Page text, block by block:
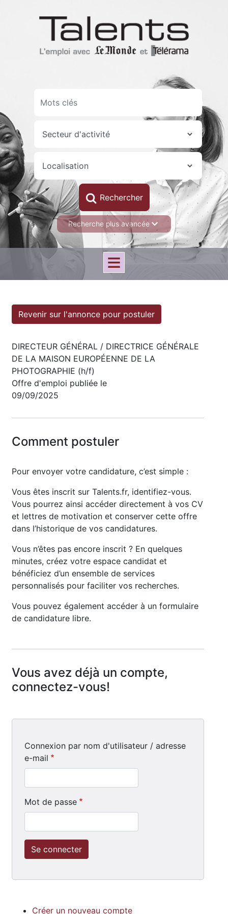
Recherche plus avancée
Revenir sur l'annonce pour postuler
DIRECTEUR GÉNÉRAL / DIRECTRICE GÉNÉRALE
DE LA MAISON EUROPÉENNE DE LA
PHOTOGRAPHIE (h/f)
Offre d'emploi publiée le
09/09/2025
Comment postuler
Pour envoyer votre candidature, c’est simple :
Vous êtes inscrit sur Talents.fr, identifiez-vous.
Vous pourrez ainsi accéder directement à vos CV
et lettres de motivation et conserver cette offre
dans l’historique de vos candidatures.
Vous n’êtes pas encore inscrit ? En quelques
minutes, créez votre espace candidat et
bénéficiez d’un ensemble de services
personnalisés pour faciliter vos recherches.
Vous pouvez également accéder à un formulaire
de candidature libre.
Vous avez déjà un compte,
connectez-vous!
Connexion par nom d'utilisateur / adresse
e-mail
Mot de passe
Créer un nouveau compte